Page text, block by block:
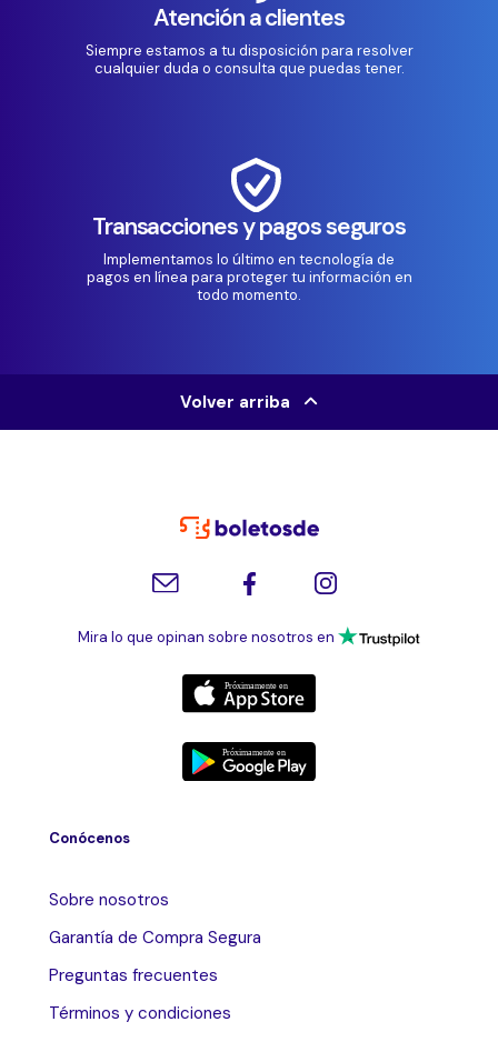
Atención a clientes
Siempre estamos a tu disposición para resolver
cualquier duda o consulta que puedas tener.
Transacciones y pagos seguros
Implementamos lo último en tecnología de
pagos en línea para proteger tu información en
todo momento.
Volver arriba
Mira lo que opinan sobre nosotros en
Conócenos
Sobre nosotros
Garantía de Compra Segura
Preguntas frecuentes
Términos y condiciones